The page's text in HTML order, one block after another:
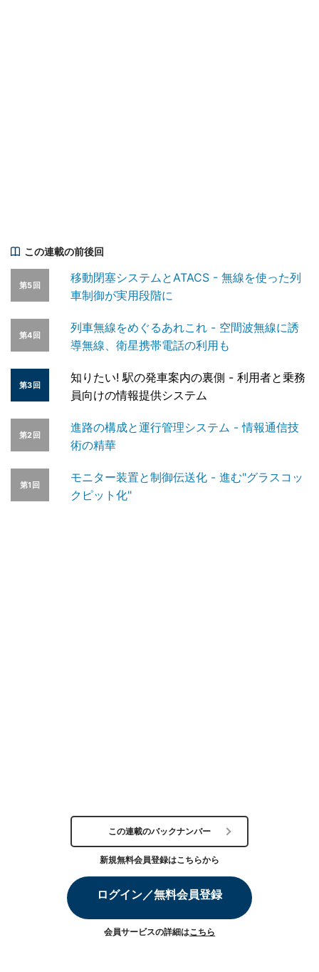
この連載の前後回
第5回
移動閉塞システムとATACS - 無線を使った列
車制御が実用段階に
第4回
列車無線をめぐるあれこれ - 空間波無線に誘
導無線、衛星携帯電話の利用も
第3回
知りたい! 駅の発車案内の裏側 - 利用者と乗務
員向けの情報提供システム
第2回
進路の構成と運行管理システム - 情報通信技
術の精華
第1回
モニター装置と制御伝送化 - 進む"グラスコッ
クピット化"
この連載のバックナンバー
新規無料会員登録はこちらから
ログイン／無料会員登録
会員サービスの詳細はこちら